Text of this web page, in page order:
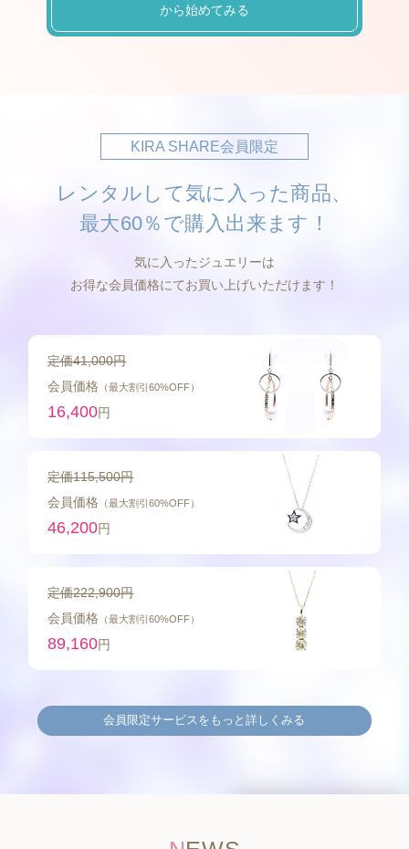
から始めてみる
KIRA SHARE会員限定
レンタルして気に入った商品、
最大60％で購入出来ます！
気に入ったジュエリーは
お得な会員価格にてお買い上げいただけます！
定価41,000円
会員価格
（最大割引60%OFF）
16,400円
定価115,500円
会員価格
（最大割引60%OFF）
46,200円
定価222,900円
会員価格
（最大割引60%OFF）
89,160円
会員限定サービスをもっと詳しくみる